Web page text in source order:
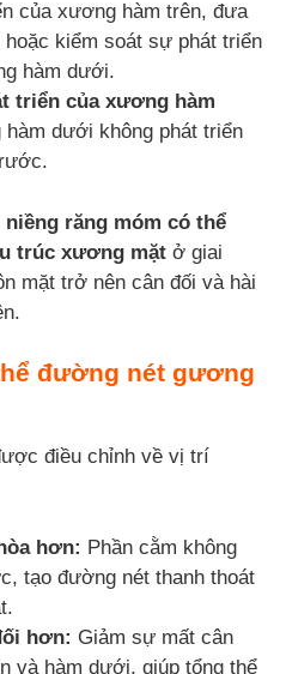
của xương hàm trên, đưa
kiểm soát sự phát triển
hàm dưới.
triển của xương hàm
hàm dưới không phát triển
niềng răng móm có thể
trúc xương mặt ở giai
mặt trở nên cân đối và hài
đường nét gương
điều chỉnh về vị trí
hơn: Phần cằm không
tạo đường nét thanh thoát
hơn: Giảm sự mất cân
và hàm dưới, giúp tổng thể